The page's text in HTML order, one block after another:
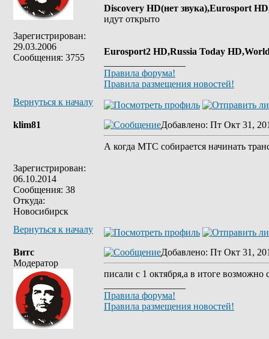
Зарегистрирован:
29.03.2006
Сообщения: 3755
Discovery HD(нет звука),Eurosport
идут открыто
Eurosport2 HD,Russia Today
Правила форума!
Правила размещения новостей!
Вернуться к началу
klim81
Зарегистрирован:
06.10.2014
Сообщения: 38
Откуда:
Новосибирск
Добавлено: Пт Окт 31,
А когда МТС собирается начинать
Вернуться к началу
Витс
Модератор
Добавлено: Пт Окт 31,
писали с 1 октября,а в итоге возможно
Правила форума!
Правила размещения новостей!